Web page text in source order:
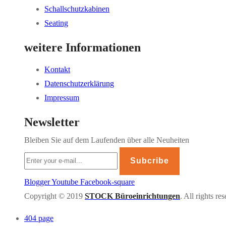
Schallschutzkabinen
Seating
weitere Informationen
Kontakt
Datenschutzerklärung
Impressum
Newsletter
Bleiben Sie auf dem Laufenden über alle Neuheiten
Subcribe
BloggerYoutube Facebook-square
Copyright © 2019 STOCK Büroeinrichtungen. All rights
404 page